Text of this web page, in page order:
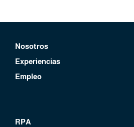
Nosotros
Experiencias
Empleo
RPA